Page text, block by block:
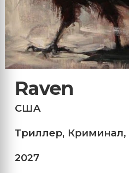
Raven
США
Триллер, Криминал,
2027